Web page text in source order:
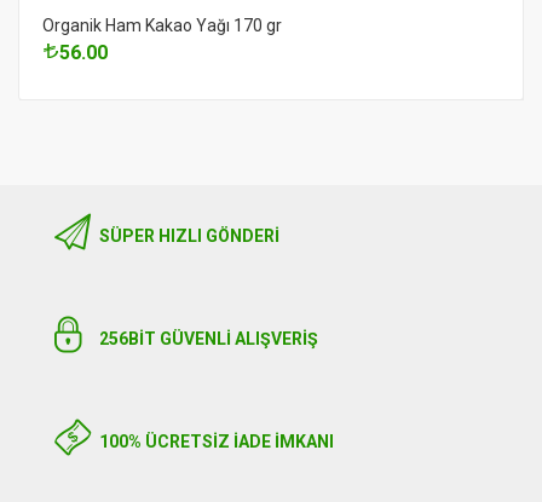
Organik Ham Kakao Yağı 170 gr
56.00
SÜPER HIZLI GÖNDERI
256BIT GÜVENLİ ALIŞVERİŞ
100% ÜCRETSİZ İADE İMKANI